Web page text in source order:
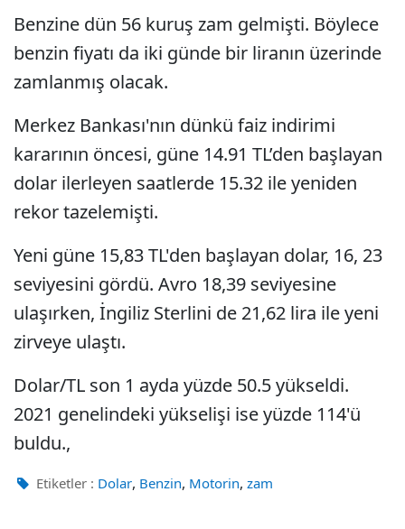
Benzine dün 56 kuruş zam gelmişti. Böylece
benzin fiyatı da iki günde bir liranın üzerinde
zamlanmış olacak.
Merkez Bankası'nın dünkü faiz indirimi
kararının öncesi, güne 14.91 TL’den başlayan
dolar ilerleyen saatlerde 15.32 ile yeniden
rekor tazelemişti.
Yeni güne 15,83 TL'den başlayan dolar, 16, 23
seviyesini gördü. Avro 18,39 seviyesine
ulaşırken, İngiliz Sterlini de 21,62 lira ile yeni
zirveye ulaştı.
Dolar/TL son 1 ayda yüzde 50.5 yükseldi.
2021 genelindeki yükselişi ise yüzde 114'ü
buldu.,
Etiketler : Dolar, Benzin, Motorin, zam